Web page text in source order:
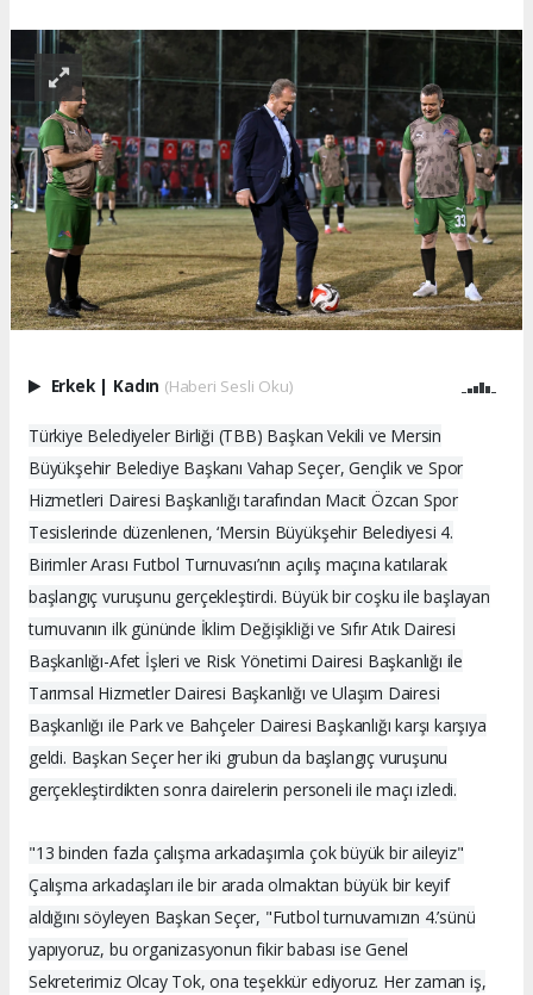
Erkek Kadın (Haberi Sesli Oku)
Türkiye Belediyeler Birliği (TBB) Başkan Vekili ve Mersin
Büyükşehir Belediye Başkanı Vahap Seçer, Gençlik ve Spor
Hizmetleri Dairesi Başkanlığı tarafından Macit Özcan Spor
Tesislerinde düzenlenen, ‘Mersin Büyükşehir Belediyesi 4.
Birimler Arası Futbol Turnuvası’nın açılış maçına katılarak
başlangıç vuruşunu gerçekleştirdi. Büyük bir coşku ile başlayan
turnuvanın ilk gününde İklim Değişikliği ve Sıfır Atık Dairesi
Başkanlığı-Afet İşleri ve Risk Yönetimi Dairesi Başkanlığı ile
Tarımsal Hizmetler Dairesi Başkanlığı ve Ulaşım Dairesi
Başkanlığı ile Park ve Bahçeler Dairesi Başkanlığı karşı karşıya
geldi. Başkan Seçer her iki grubun da başlangıç vuruşunu
gerçekleştirdikten sonra dairelerin personeli ile maçı izledi.
"13 binden fazla çalışma arkadaşımla çok büyük bir aileyiz"
Çalışma arkadaşları ile bir arada olmaktan büyük bir keyif
aldığını söyleyen Başkan Seçer, "Futbol turnuvamızın 4.’sünü
yapıyoruz, bu organizasyonun fikir babası ise Genel
Sekreterimiz Olcay Tok, ona teşekkür ediyoruz. Her zaman iş,